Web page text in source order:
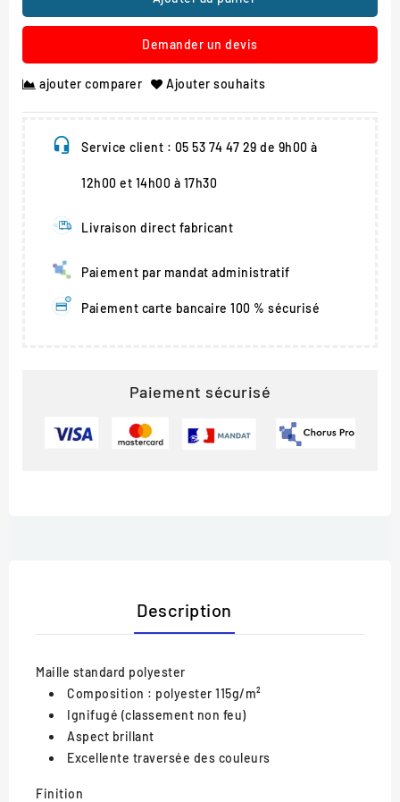
Demander un devis
ajouter comparer Ajouter souhaits
Service client : 05 53 74 47 29 de 9h00 à
12h00 et 14h00 à 17h30
Livraison direct fabricant
Paiement par mandat administratif
Paiement carte bancaire 100 % sécurisé
Paiement sécurisé
Description
Maille standard polyester
Composition : polyester 115g/m²
Ignifugé (classement non feu)
Aspect brillant
Excellente traversée des couleurs
Finition